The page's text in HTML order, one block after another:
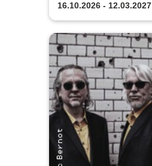
16.10.2026 - 12.03.2027